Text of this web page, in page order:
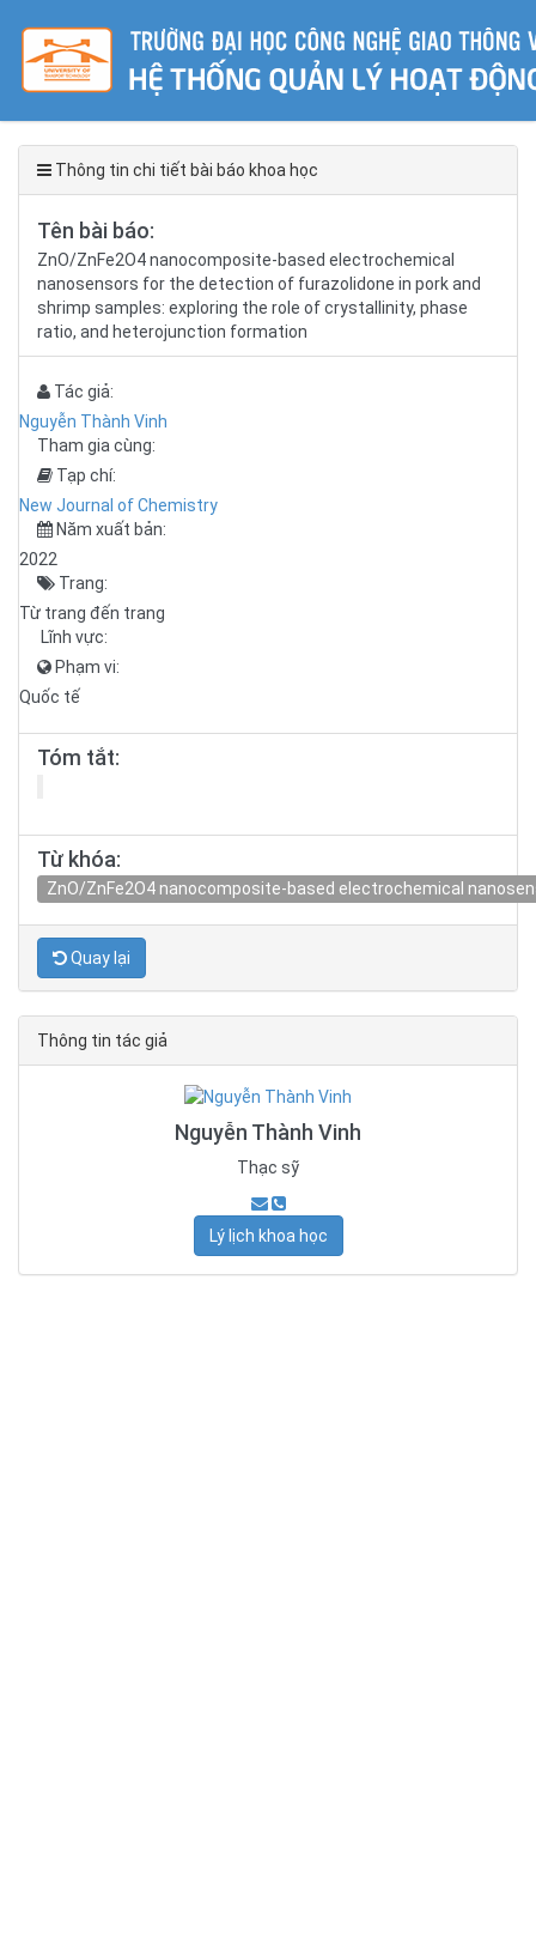
Thông tin chi tiết bài báo khoa học
Tên bài báo:
ZnO/ZnFe2O4 nanocomposite-based electrochemical
nanosensors for the detection of furazolidone in pork and
shrimp samples: exploring the role of crystallinity, phase
ratio, and heterojunction formation
Tác giả:
Nguyễn Thành Vinh
Tham gia cùng:
Tạp chí:
New Journal of Chemistry
Năm xuất bản:
2022
Trang:
Từ trang đến trang
Lĩnh vực:
Phạm vi:
Quốc tế
Tóm tắt:
Từ khóa:
ZnO/ZnFe2O4 nanocomposite-based electrochemical
Quay lại
Thông tin tác giả
Nguyễn Thành Vinh
Thạc sỹ
Lý lịch khoa học